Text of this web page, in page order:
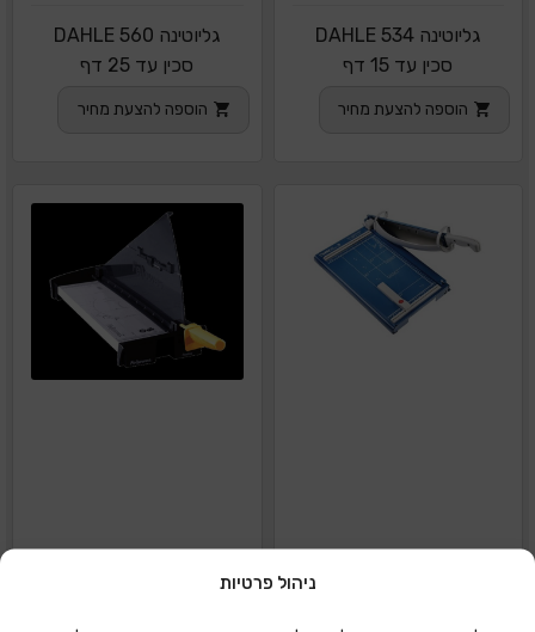
ניהול פרטיות
גליוטינה DAHLE 534
סכין עד 15 דף
הוספה להצעת מחיר
גליוטינה DAHLE 560
סכין עד 25 דף
הוספה להצעת מחיר